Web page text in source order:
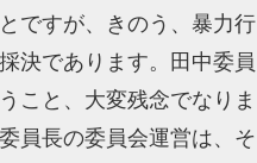
ですが、きのう、暴力行
決であります。田中委員
こと、大変残念でなりま
員長の委員会運営は、そ